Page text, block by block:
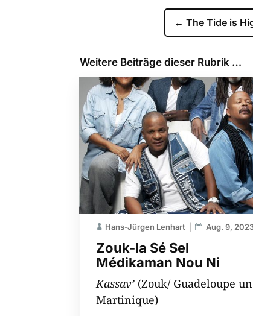
← The Tide is
Weitere Beiträge dieser Rubrik …
Zouk-la Sé Sel
Médikaman Nou Ni
Hans-Jürgen Lenhart Aug. 9,
Kassav’ (Zouk/ Guadeloupe
Martinique)